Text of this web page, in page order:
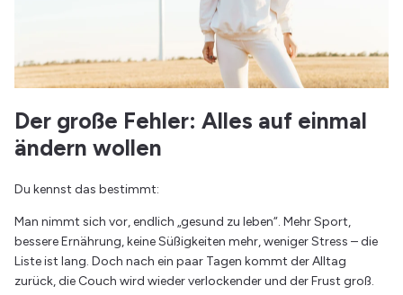
Der große Fehler: Alles auf einmal
ändern wollen
Du kennst das bestimmt:
Man nimmt sich vor, endlich „gesund zu leben“. Mehr Sport,
bessere Ernährung, keine Süßigkeiten mehr, weniger Stress – die
Liste ist lang. Doch nach ein paar Tagen kommt der Alltag
zurück, die Couch wird wieder verlockender und der Frust groß.